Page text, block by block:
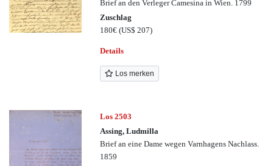
Brief an den Verleger Camesina in Wien. 1799
Zuschlag
180€(US$ 207)
Details
Los merken
Los 2503
Assing, Ludmilla
Brief an eine Dame wegen Varnhagens Nachlass.
1859